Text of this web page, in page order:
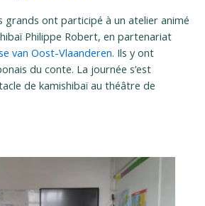
grands ont participé à un atelier animé
Philippe Robert, en partenariat
van Oost-Vlaanderen. Ils y ont
du conte. La journée s’est
de kamishibaï au théâtre de